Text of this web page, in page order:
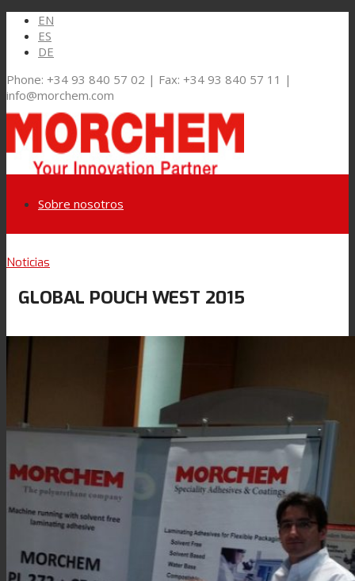
EN
ES
DE
Phone: +34 93 840 57 02 | Fax: +34 93 840 57 11 |
info@morchem.com
Link to Youtube
Sobre nosotros
Mercados y Soluciones
Laminación de paneles
Laminación técnica
Laminación textil
Resinas de Poliuretano para tintas de impresión
Noticias
GLOBAL POUCH WEST 2015